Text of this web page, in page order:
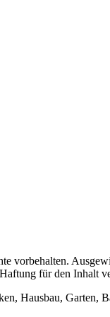
vorbehalten.
für den Inhalt
Hausbau, Garten,